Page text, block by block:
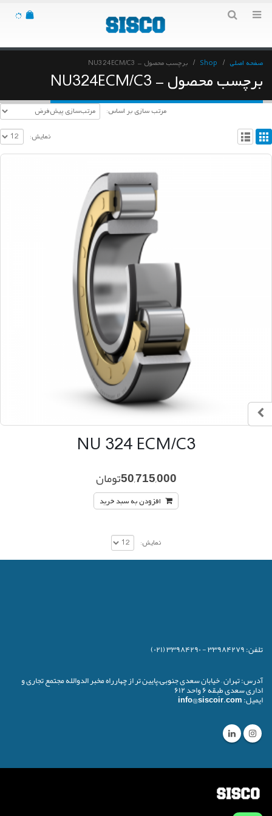
صفحه اصلی Shop برچسب محصول - NU324ECM/C3
برچسب محصول - NU324ECM/C3
مرتب سازی بر اساس:
نمایش:
NU 324 ECM/C3
50,715,000تومان
افزودن به سبد خرید
نمایش:
تلفن:
آدرس:تهران – خیابان سعدی جنوبی،پایین تر از چهارراه مخبر الدوالله مجتمع تجاری و
اداری سعدی طبقه ۶ واحد ۶۱۲
ایمیل: